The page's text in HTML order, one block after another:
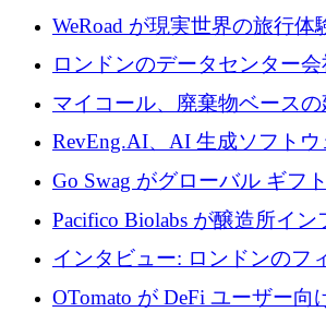
電技術の規模拡大に向けて
WeRoad が現実世界の旅行体
めに 5,800 万ドルを獲得
ロンドンのデータセンター会
州と中東の拡張に 27 億ドル
マイコール、廃棄物ベース
に400万ポンドを投資
RevEng.AI、AI 生成ソフト
確保するために 1,500 万ドル
Go Swag がグローバル ギフ
ムを拡大するために 500 万
Pacifico Biolabs が醸造所イ
質生産に転換するために 700
インタビュー: ロンドンのフ
ーン Tide の CEO、オリバー
OTomato が DeFi ユーザー向